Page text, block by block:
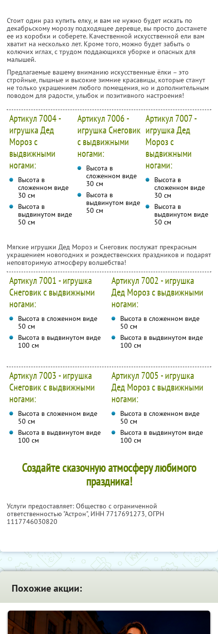
Стоит один раз купить елку, и вам не нужно будет искать по
декабрьскому морозу подходящее деревце, вы просто достанете
ее из коробки и соберете. Качественной искусственной ели вам
хватит на несколько лет. Кроме того, можно будет забыть о
колючих иглах, с трудом поддающихся уборке и опасных для
малышей.
Предлагаемые вашему вниманию искусственные ёлки – это
стройные, пышные и высокие зимние красавицы, которые станут
не только украшением любого помещения, но и дополнительным
поводом для радости, улыбок и позитивного настроения!
Артикул 7004 -
игрушка Дед
Мороз с
выдвижными
ногами:
Высота в
сложенном виде
30 см
Высота в
выдвинутом виде
50 см
Артикул 7006 -
игрушка Снеговик
с выдвижными
ногами:
Высота в
сложенном виде
30 см
Высота в
выдвинутом виде
50 см
Артикул 7007 -
игрушка Дед
Мороз с
выдвижными
ногами:
Высота в
сложенном виде
30 см
Высота в
выдвинутом виде
50 см
Мягкие игрушки Дед Мороз и Снеговик послужат прекрасным
украшением новогодних и рождественских праздников и подарят
неповторимую атмосферу волшебства!
Артикул 7001 - игрушка
Снеговик с выдвижными
ногами:
Высота в сложенном виде
50 см
Высота в выдвинутом виде
100 см
Артикул 7002 - игрушка
Дед Мороз с выдвижными
ногами:
Высота в сложенном виде
50 см
Высота в выдвинутом виде
100 см
Артикул 7003 - игрушка
Снеговик с выдвижными
ногами:
Высота в сложенном виде
50 см
Высота в выдвинутом виде
100 см
Артикул 7005 - игрушка
Дед Мороз с выдвижными
ногами:
Высота в сложенном виде
50 см
Высота в выдвинутом виде
100 см
Создайте сказочную атмосферу любимого
праздника!
Услуги предоставляет: Общество с ограниченной
ответственностью "Астрон", ИНН 7717691273, ОГРН
1117746030820
Похожие акции: